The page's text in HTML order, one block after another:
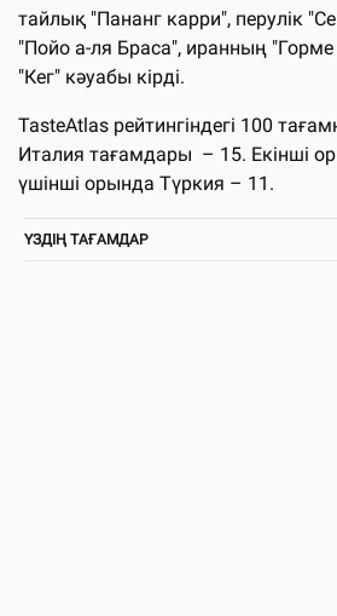
тайлық "Пананг карри", перулік
"Пойо а-ля Браса", иранның "Горме
"Кег" кәуабы кірді.
TasteAtlas рейтингіндегі 100
Италия тағамдары – 15. Екінші
үшінші орында Түркия – 11.
ҮЗДІҢ ТАҒАМДАР